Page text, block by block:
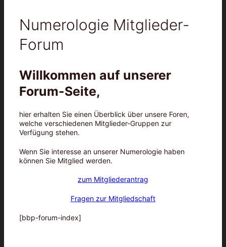
Numerologie Mitglieder-
Forum
Willkommen auf unserer
Forum-Seite,
hier erhalten Sie einen Überblick über unsere Foren,
welche verschiedenen Mitglieder-Gruppen zur
Verfügung stehen.
Wenn Sie interesse an unserer Numerologie haben
können Sie Mitglied werden.
zum Mitgliederantrag
Fragen zur Mitgliedschaft
[bbp-forum-index]